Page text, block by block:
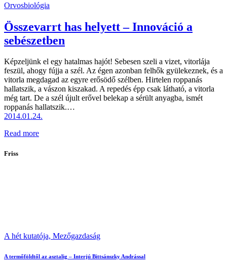
1
1
Orvosbiológia
Összevarrt has helyett – Innováció a
sebészetben
Képzeljünk el egy hatalmas hajót! Sebesen szeli a vizet, vitorlája
feszül, ahogy fújja a szél. Az égen azonban felhők gyülekeznek, és a
vitorla megdagad az egyre erősödő szélben. Hirtelen roppanás
hallatszik, a vászon kiszakad. A repedés épp csak látható, a vitorla
még tart. De a szél újult erővel belekap a sérült anyagba, ismét
roppanás hallatszik.…
2014.01.24.
Read more
Friss
A hét kutatója, Mezőgazdaság
A termőföldtől az asztalig – Interjú Bittsánszky Andrással